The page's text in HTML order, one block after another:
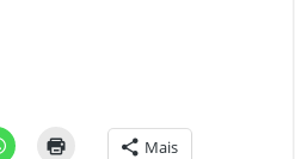
Mais